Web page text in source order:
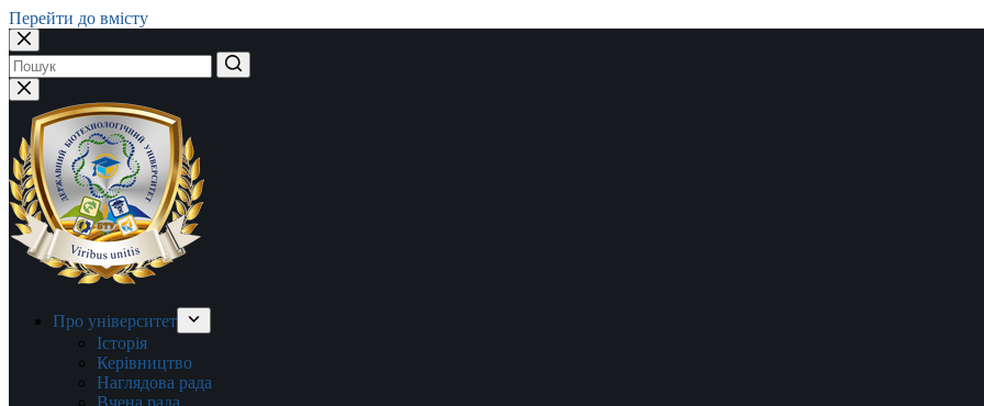
Перейти до вмісту
Немає
результатів
Про університет
Історія
Керівництво
Наглядова рада
Вчена рада